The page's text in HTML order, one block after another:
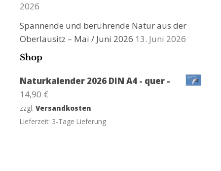
2026
Spannende und berührende Natur aus der
Oberlausitz – Mai / Juni 2026 13. Juni 2026
Shop
Naturkalender 2026 DIN A4 - quer -
14,90 €
zzgl. Versandkosten
Lieferzeit: 3-Tage Lieferung